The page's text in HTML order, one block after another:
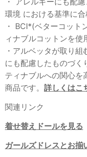
環境 における基準に
・ BCI*(ベターコット
ィナブルコットンを使
・アルベッタが取り
にも配慮したものづく
ティナブルへの関心を
商品です。 詳しくはこ
関連リンク
着せ替えドールを見る
ガールズドレスとお